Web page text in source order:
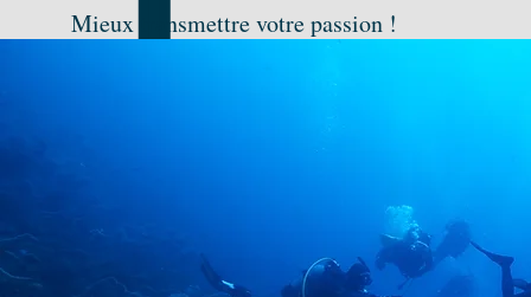
Mieux transmettre votre passion !